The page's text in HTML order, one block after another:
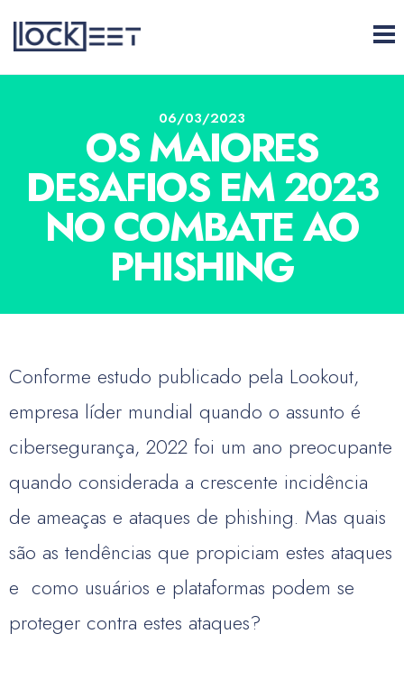
06/03/2023
Conforme estudo publicado pela Lookout,
empresa líder mundial quando o assunto é
cibersegurança, 2022 foi um ano preocupante
quando considerada a crescente incidência
de ameaças e ataques de phishing. Mas quais
são as tendências que propiciam estes ataques
e como usuários e plataformas podem se
proteger contra estes ataques?